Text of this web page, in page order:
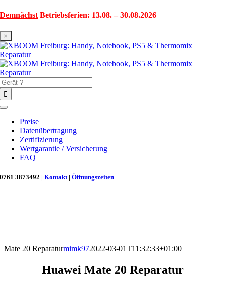
Zum
springen
Demnächst Betriebsferien: 13.08. – 30.08.2026
×
Toggle
Navigation
Preise
Datenübertragung
Zertifizierung
Wertgarantie / Versicherung
FAQ
0761 3873492 |Kontakt |Öffnungszeiten
Mate 20 Reparaturmimk972022-03-01T11:32:33+01:00
Huawei Mate 20 Reparatur